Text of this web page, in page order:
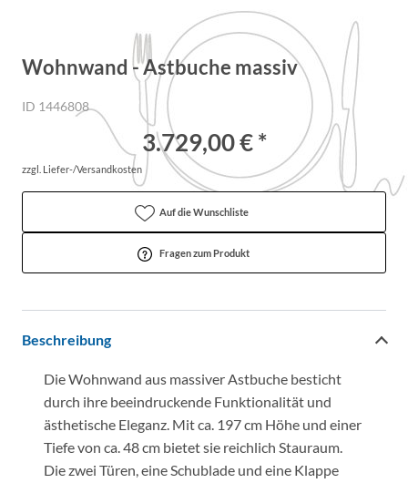
Wohnwand - Astbuche massiv
ID 1446808
3.729,00 € *
zzgl. Liefer-/Versandkosten
Auf die Wunschliste
Fragen zum Produkt
Beschreibung
Die Wohnwand aus massiver Astbuche besticht
durch ihre beeindruckende Funktionalität und
ästhetische Eleganz. Mit ca. 197 cm Höhe und einer
Tiefe von ca. 48 cm bietet sie reichlich Stauraum.
Die zwei Türen, eine Schublade und eine Klappe